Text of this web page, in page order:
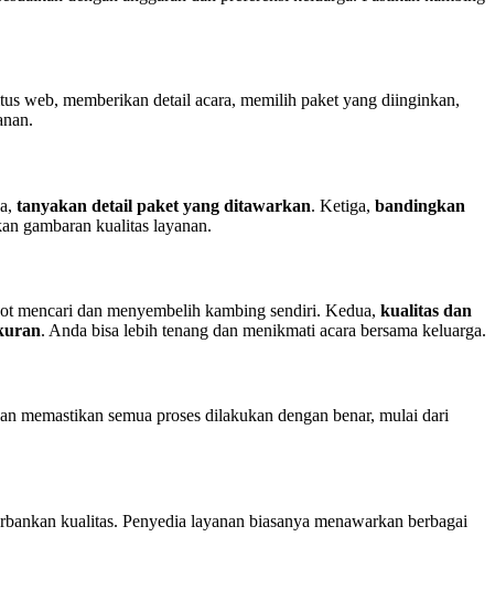
web, memberikan detail acara, memilih paket yang diinginkan,
tanyakan detail paket yang ditawarkan. Ketiga, bandingkan
gambaran kualitas layanan.
mencari dan menyembelih kambing sendiri. Kedua, kualitas dan
. Anda bisa lebih tenang dan menikmati acara bersama keluarga.
memastikan semua proses dilakukan dengan benar, mulai dari
kualitas. Penyedia layanan biasanya menawarkan berbagai